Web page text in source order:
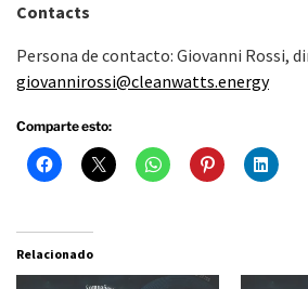
Contacts
Persona de contacto: Giovanni Rossi,
giovannirossi@cleanwatts.energy
Comparte esto:
Relacionado